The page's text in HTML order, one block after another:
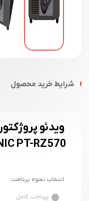
شرایط خرید محصول
ویدئو
PT-RZ570
انتخاب نحوه پرداخت:
پرداخت کامل